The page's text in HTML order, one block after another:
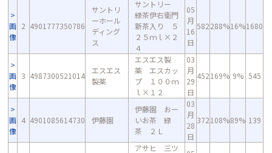
画
像
2 4901777350786
サントリ
ーホール
ディング
ス
サントリー
緑茶伊右衛門
新茶入り ５
２５ｍｌ×２
４
05
月
16
日
582288%16%1680
画
像
3 4987300521014
エスエス
製薬
エスエス製
薬 エスカッ
プ １００ｍ
ｌ×１２
03
月
29
日
452169% 9% 545
画
像
4 4901085614730 伊藤園
伊藤園 おー
いお茶 緑
茶 ２Ｌ
03
月
28
日
372108%89% 139
アサヒ 三ツ